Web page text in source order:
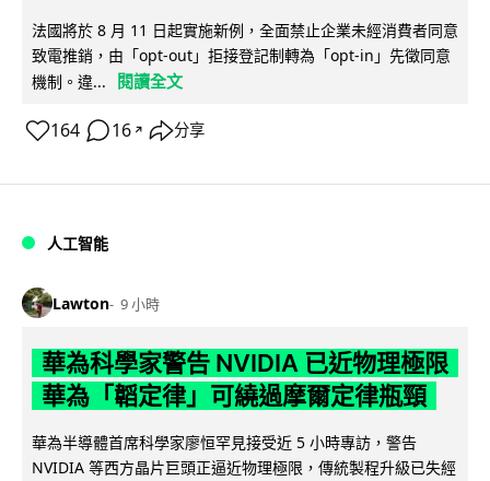
法國將於 8 月 11 日起實施新例，全面禁止企業未經消費者同意
致電推銷，由「opt-out」拒接登記制轉為「opt-in」先徵同意
機制。違...
閱讀全文
164 16 ↗ 分享
人工智能
Lawton 9 小時
華為科學家警告 NVIDIA 已近物理極限
華為「韜定律」可繞過摩爾定律瓶頸
華為半導體首席科學家廖恒罕見接受近 5 小時專訪，警告
NVIDIA 等西方晶片巨頭正逼近物理極限，傳統製程升級已失經